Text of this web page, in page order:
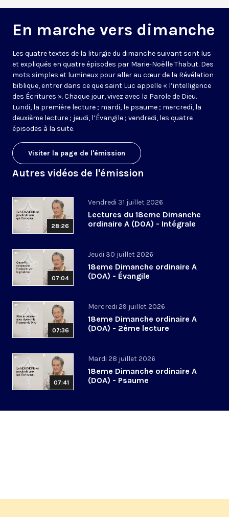
En marche vers dimanche
Les quatre textes de la liturgie du dimanche suivant sont lus
et expliqués en quatre épisodes par Marie-Noëlle Thabut. Des
mots simples et lumineux pour aller au cœur de la Révélation
biblique, entrer dans ce que saint Luc appelle « l’intelligence
des Écritures ». Chaque jour, vivez avec la Parole de Dieu.
Lundi, la première lecture ; mardi, le psaume ; mercredi, la
deuxième lecture ; jeudi, l’Évangile ; vendredi, les quatre
épisodes à la suite.
Visiter la page de l'émission
Autres vidéos de l'émission
28:26
Vendredi 31 juillet 2026
Lectures du 18eme Dimanche
ordinaire A (DOA) - Intégrale
07:04
Jeudi 30 juillet 2026
18eme Dimanche ordinaire A
(DOA) - Évangile
07:36
Mercredi 29 juillet 2026
18eme Dimanche ordinaire A
(DOA) - 2ème lecture
07:41
Mardi 28 juillet 2026
18eme Dimanche ordinaire A
(DOA) - Psaume